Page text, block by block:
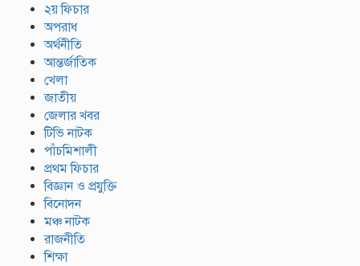
২য় ফিচার
অপরাধ
অর্থনীতি
আন্তর্জাতিক
খেলা
জাতীয়
জেলার খবর
টিভি নাটক
পাঁচমিশালী
প্রথম ফিচার
বিজ্ঞান ও প্রযুক্তি
বিনোদন
মঞ্চ নাটক
রাজনীতি
শিক্ষা